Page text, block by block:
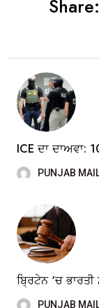
Share:
ICE ਦਾ ਦਾਅਵਾ:
PUNJAB
ਬ੍ਰਿਟੇਨ ‘ਚ
PUNJAB